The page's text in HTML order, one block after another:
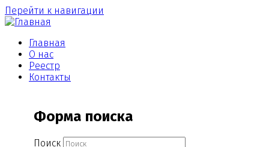
Перейти к навигации
Главная
О нас
Реестр
Контакты
Форма поиска
Поиск